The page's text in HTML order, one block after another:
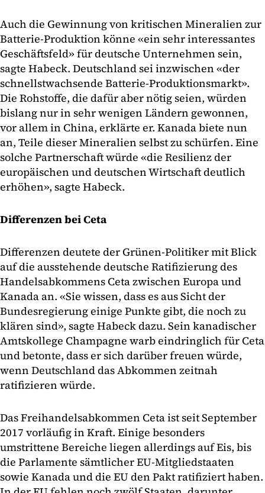
Auch die Gewinnung von kritischen Mineralien zur
Batterie-Produktion könne «ein sehr interessantes
Geschäftsfeld» für deutsche Unternehmen sein,
sagte Habeck. Deutschland sei inzwischen «der
schnellstwachsende Batterie-Produktionsmarkt».
Die Rohstoffe, die dafür aber nötig seien, würden
bislang nur in sehr wenigen Ländern gewonnen,
vor allem in China, erklärte er. Kanada biete nun
an, Teile dieser Mineralien selbst zu schürfen. Eine
solche Partnerschaft würde «die Resilienz der
europäischen und deutschen Wirtschaft deutlich
erhöhen», sagte Habeck.
Differenzen bei Ceta
Differenzen deutete der Grünen-Politiker mit Blick
auf die ausstehende deutsche Ratifizierung des
Handelsabkommens Ceta zwischen Europa und
Kanada an. «Sie wissen, dass es aus Sicht der
Bundesregierung einige Punkte gibt, die noch zu
klären sind», sagte Habeck dazu. Sein kanadischer
Amtskollege Champagne warb eindringlich für Ceta
und betonte, dass er sich darüber freuen würde,
wenn Deutschland das Abkommen zeitnah
ratifizieren würde.
Das Freihandelsabkommen Ceta ist seit September
2017 vorläufig in Kraft. Einige besonders
umstrittene Bereiche liegen allerdings auf Eis, bis
die Parlamente sämtlicher EU-Mitgliedstaaten
sowie Kanada und die EU den Pakt ratifiziert haben.